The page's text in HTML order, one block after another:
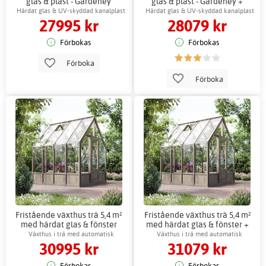
Härdat glas & UV-skyddad kanalplast
27995 kr
Förbokas
Förboka
Växthustillbehör
Härdat glas & UV-skyddad kanalplast
28079 kr
Förbokas
Förboka
Fristående växthus trä 5,4 m²
med härdat glas & fönster
Växthus i trä med automatisk
ventilation
30995 kr
Fristående växthus trä 5,4 m²
med härdat glas & fönster +
Växthustillbehör
Växthus i trä med automatisk
ventilation
31079 kr